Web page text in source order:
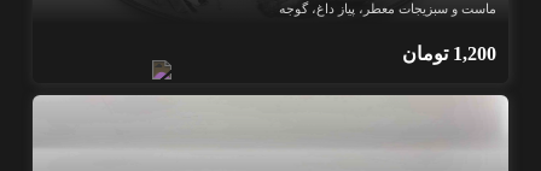
ماست و سبزیجات معطر، پیاز داغ، گوجه
1,200 تومان